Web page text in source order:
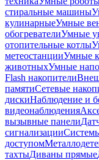
стиральные машины
кулинарныеУмные
обогревателиУмные
отопительные котлы
метеостанцииУмные
животныхУмные
Flash накопители
памятиСетевые
дискиНаблюдение и
видеонаблюдения
вызывные панели
сигнализации
доступом
тахтыДиваны прямые